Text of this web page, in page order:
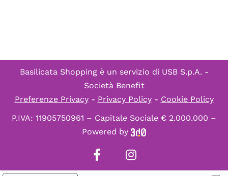
Basilicata Shopping è un servizio di USB S.p.A. -
Società Benefit
Preferenze Privacy- Privacy Policy- Cookie Policy
P.IVA: 11905750961 – Capitale Sociale € 2.000.000 –
Powered by